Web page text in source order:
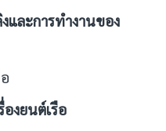
ละการทำงานของ
องยนต์เรือ